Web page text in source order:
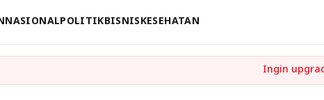
NASIONALPOLITIKBISNISKESEHATAN